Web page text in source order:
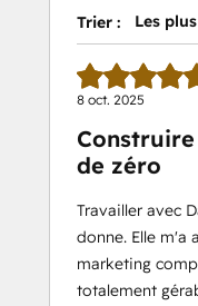
Trier : Les
8 oct. 2025
de zéro
Travailler avec
donne. Elle m'a
marketing
totalement